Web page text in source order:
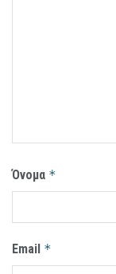
Όνομα *
Email *